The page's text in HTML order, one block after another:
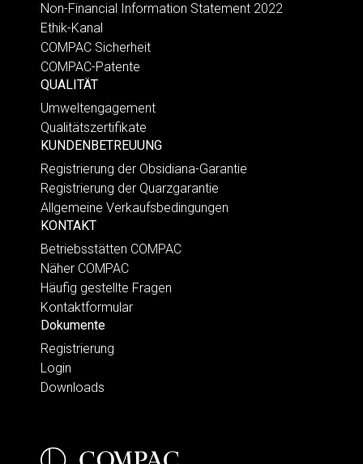
Non-Financial Information Statement 2022
Ethik-Kanal
COMPAC Sicherheit
COMPAC-Patente
QUALITÄT
Umweltengagement
Qualitätszertifikate
KUNDENBETREUUNG
Registrierung der Obsidiana-Garantie
Registrierung der Quarzgarantie
Allgemeine Verkaufsbedingungen
KONTAKT
Betriebsstätten COMPAC
Näher COMPAC
Häufig gestellte Fragen
Kontaktformular
Dokumente
Registrierung
Login
Downloads